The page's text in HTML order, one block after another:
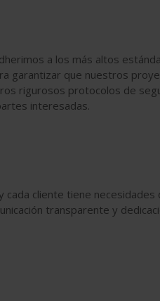
a los más altos
garantizar que nuestros
rigurosos protocolos de
interesadas.
cliente tiene
transparente y